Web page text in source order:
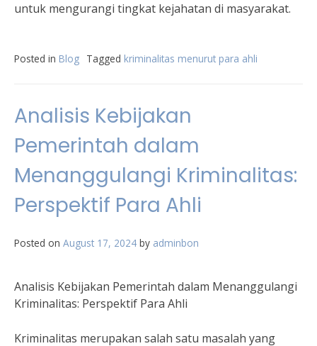
untuk mengurangi tingkat kejahatan di masyarakat.
Posted in Blog Tagged kriminalitas menurut para ahli
Analisis Kebijakan
Pemerintah dalam
Menanggulangi Kriminalitas:
Perspektif Para Ahli
Posted on August 17, 2024 by adminbon
Analisis Kebijakan Pemerintah dalam Menanggulangi
Kriminalitas: Perspektif Para Ahli
Kriminalitas merupakan salah satu masalah yang